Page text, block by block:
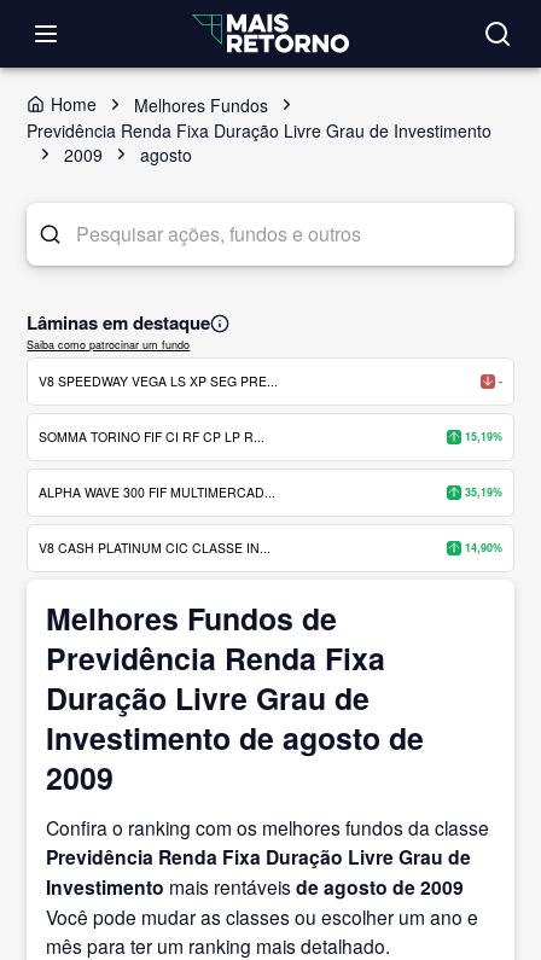
Home
Melhores Fundos
Previdência Renda Fixa Duração Livre Grau de Investimento
2009
agosto
Lâminas em destaque
Saiba como patrocinar um fundo
V8 SPEEDWAY VEGA LS XP SEG PRE... -
SOMMA TORINO FIF CI RF CP LP R... 15,19%
ALPHA WAVE 300 FIF MULTIMERCAD... 35,19%
V8 CASH PLATINUM CIC CLASSE IN... 14,90%
Melhores Fundos de
Previdência Renda Fixa
Duração Livre Grau de
Investimento de agosto de
2009
Confira o ranking com os melhores fundos da classe
Previdência Renda Fixa Duração Livre Grau de
Investimento mais rentáveisde agosto de 2009
Você pode mudar as classes ou escolher um ano e
mês para ter um ranking mais detalhado.